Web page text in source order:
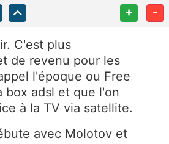
+ -
C'est plus
de revenu pour les
l'époque ou Free
box adsl et que l'on
à la TV via satellite.
avec Molotov et